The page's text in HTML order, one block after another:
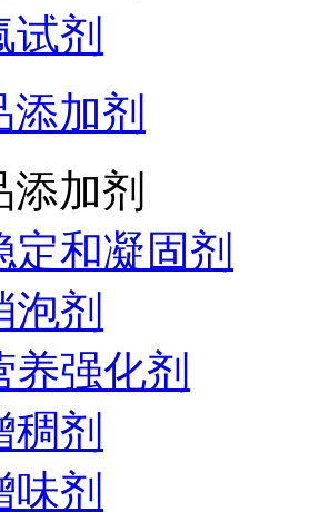
试剂
添加剂
添加剂
定和凝固剂
泡剂
养强化剂
稠剂
味剂